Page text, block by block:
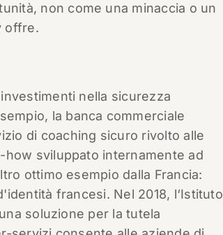
non come una minaccia o un
offre.
nella sicurezza
la banca commerciale
di coaching sicuro rivolto alle
sviluppato internamente ad
ottimo esempio dalla Francia:
francesi. Nel 2018, l‘Istituto
soluzione per la tutela